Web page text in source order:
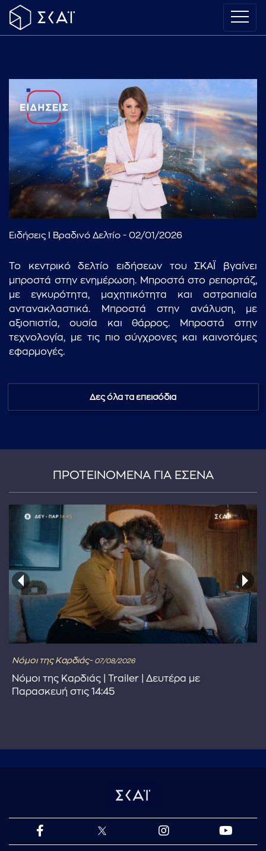
...πληκτρολογήστε κείμενο προς αναζήτηση
Ειδήσεις I Βραδινό Δελτίο - 02/01/2026
Το κεντρικό δελτίο ειδήσεων του ΣΚΑΪ βγαίνει
μπροστά στην ενημέρωση. Μπροστά στο ρεπορτάζ,
με εγκυρότητα, μαχητικότητα και αστραπιαία
αντανακλαστικά. Μπροστά στην ανάλυση, με
αξιοπιστία, ουσία και θάρρος. Μπροστά στην
τεχνολογία, με τις πιο σύγχρονες και καινοτόμες
εφαρμογές.
Δες όλα τα επεισόδια
ΠΡΟΤΕΙΝΟΜΕΝΑ ΓΙΑ ΕΣΕΝΑ
Νόμοι της Καρδιάς- 07/08/2026
Νόμοι της Καρδιάς | Trailer | Δευτέρα με
Παρασκευή στις 14:45